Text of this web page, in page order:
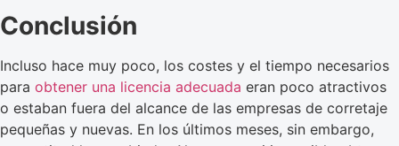
Conclusión
Incluso hace muy poco, los costes y el tiempo necesarios
para obtener una licencia adecuada eran poco atractivos
o estaban fuera del alcance de las empresas de corretaje
pequeñas y nuevas. En los últimos meses, sin embargo,